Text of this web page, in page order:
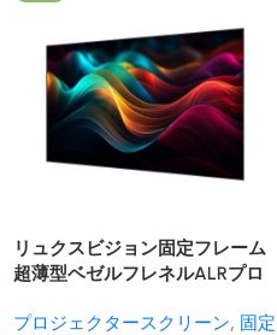
リュクスビジョン固定フレーム
超薄型ベゼルフレネルALRプロ
プロジェクタースクリーン, 固定